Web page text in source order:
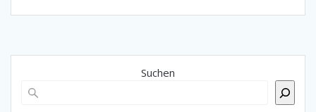
Suchen